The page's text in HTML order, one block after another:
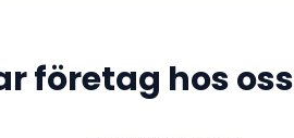
företag hos oss